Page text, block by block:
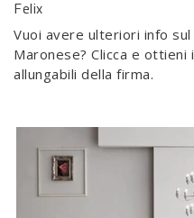
Felix
Vuoi avere ulteriori info
Maronese? Clicca e ottieni
allungabili della firma.